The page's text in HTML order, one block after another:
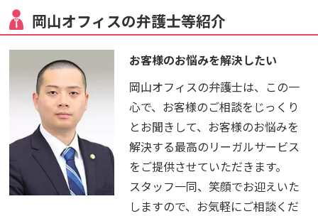
岡山オフィスの弁護士等紹介
お客様のお悩みを解決したい
岡山オフィスの弁護士は、この一
心で、お客様のご相談をじっくり
とお聞きして、お客様のお悩みを
解決する最高のリーガルサービス
をご提供させていただきます。
スタッフ一同、笑顔でお迎えいた
しますので、お気軽にご相談くだ